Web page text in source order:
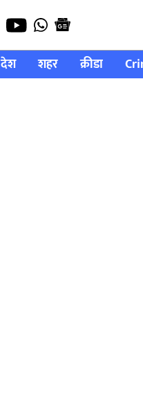
देश शहर क्रीडा